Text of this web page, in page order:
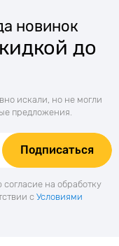
новинок
до
искали, но не могли
предложения.
Подписаться
на обработку
с Условиями